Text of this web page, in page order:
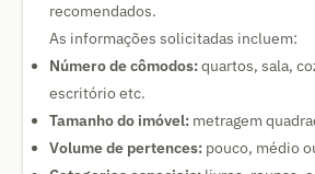
recomendados.
As informações solicitadas incluem:
Número de cômodos:quartos, sala,
escritório etc.
Tamanho do imóvel: metragem
Volume de pertences: pouco, médio